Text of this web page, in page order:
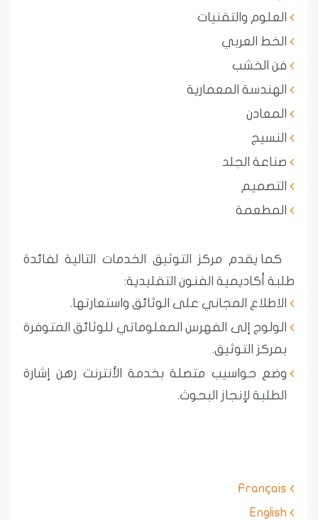
العلوم والتقنيات
الخط العربي
فن الخشب
الهندسة المعمارية
المعادن
النسيج
صناعة الجلد
التصميم
المطعمة
كما يقدم مركز التوثيق الخدمات التالية لفائدة
طلبة أكاديمية الفنون التقليدية:
الاطلاع المجاني على الوثائق واستعارتها.
الولوج إلى الفهرس المعلوماتي للوثائق المتوفرة
بمركز التوثيق.
وضع حواسيب متصلة بخدمة الأنترنت رهن إشارة
الطلبة لإنجاز البحوث.
Français
English